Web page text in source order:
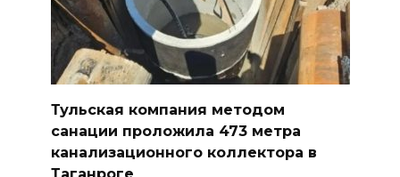
Тульская компания методом
санации проложила 473 метра
канализационного коллектора в
Таганроге